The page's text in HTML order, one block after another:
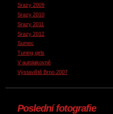
Srazy 2009
Srazy 2010
Srazy 2011
Srazy 2012
Sumec
Tuning girls
V autolakovně
Výstaviště Brno 2007
Poslední fotografie